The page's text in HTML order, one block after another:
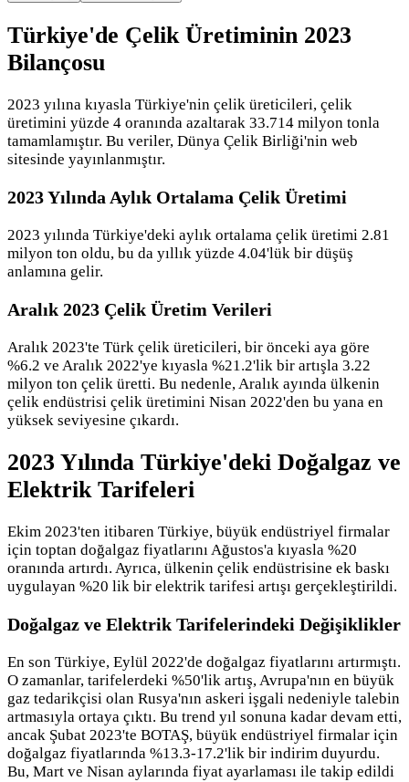
Türkiye'de Çelik Üretiminin 2023
Bilançosu
2023 yılına kıyasla Türkiye'nin çelik üreticileri, çelik
üretimini yüzde 4 oranında azaltarak 33.714 milyon tonla
tamamlamıştır. Bu veriler, Dünya Çelik Birliği'nin web
sitesinde yayınlanmıştır.
2023 Yılında Aylık Ortalama Çelik Üretimi
2023 yılında Türkiye'deki aylık ortalama çelik üretimi 2.81
milyon ton oldu, bu da yıllık yüzde 4.04'lük bir düşüş
anlamına gelir.
Aralık 2023 Çelik Üretim Verileri
Aralık 2023'te Türk çelik üreticileri, bir önceki aya göre
%6.2 ve Aralık 2022'ye kıyasla %21.2'lik bir artışla 3.22
milyon ton çelik üretti. Bu nedenle, Aralık ayında ülkenin
çelik endüstrisi çelik üretimini Nisan 2022'den bu yana en
yüksek seviyesine çıkardı.
2023 Yılında Türkiye'deki Doğalgaz ve
Elektrik Tarifeleri
Ekim 2023'ten itibaren Türkiye, büyük endüstriyel firmalar
için toptan doğalgaz fiyatlarını Ağustos'a kıyasla %20
oranında artırdı. Ayrıca, ülkenin çelik endüstrisine ek baskı
uygulayan %20 lik bir elektrik tarifesi artışı gerçekleştirildi.
Doğalgaz ve Elektrik Tarifelerindeki Değişiklikler
En son Türkiye, Eylül 2022'de doğalgaz fiyatlarını artırmıştı.
O zamanlar, tarifelerdeki %50'lik artış, Avrupa'nın en büyük
gaz tedarikçisi olan Rusya'nın askeri işgali nedeniyle talebin
artmasıyla ortaya çıktı. Bu trend yıl sonuna kadar devam etti,
ancak Şubat 2023'te BOTAŞ, büyük endüstriyel firmalar için
doğalgaz fiyatlarında %13.3-17.2'lik bir indirim duyurdu.
Bu, Mart ve Nisan aylarında fiyat ayarlaması ile takip edildi